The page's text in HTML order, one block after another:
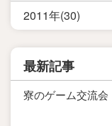
2011年(30)
最新記事
寮のゲーム交流会